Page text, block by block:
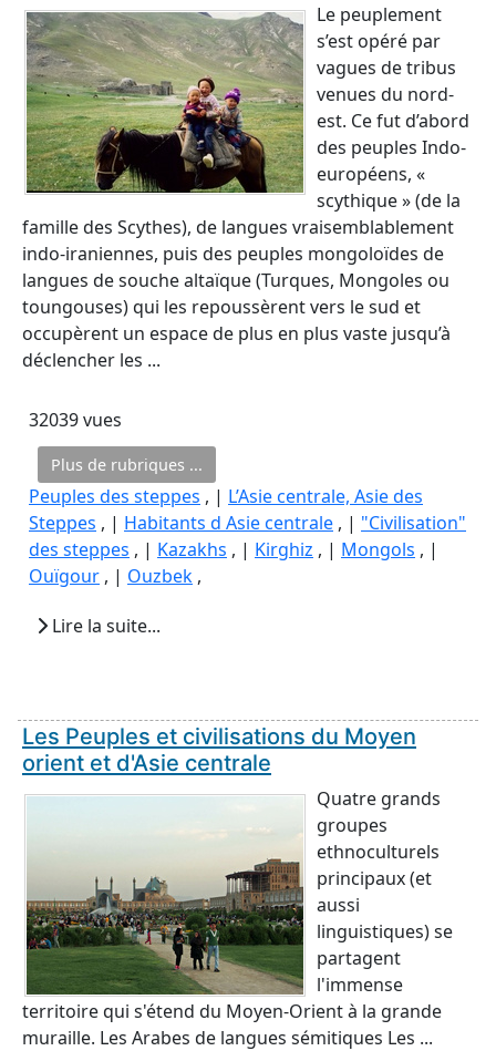
Le peuplement
s’est opéré par
vagues de tribus
venues du nord-
est. Ce fut d’abord
des peuples Indo-
européens, «
scythique » (de la
famille des Scythes), de langues vraisemblablement
indo-iraniennes, puis des peuples mongoloïdes de
langues de souche altaïque (Turques, Mongoles ou
toungouses) qui les repoussèrent vers le sud et
occupèrent un espace de plus en plus vaste jusqu’à
déclencher les ...
32039 vues
Plus de rubriques ...
Peuples des steppes , | L’Asie centrale, Asie des
Steppes , | Habitants d Asie centrale , | "Civilisation"
des steppes , | Kazakhs , | Kirghiz , | Mongols , |
Ouïgour , | Ouzbek ,
Lire la suite...
Les Peuples et civilisations du Moyen
orient et d'Asie centrale
Quatre grands
groupes
ethnoculturels
principaux (et
aussi
linguistiques) se
partagent
l'immense
territoire qui s'étend du Moyen-Orient à la grande
muraille. Les Arabes de langues sémitiques Les ...